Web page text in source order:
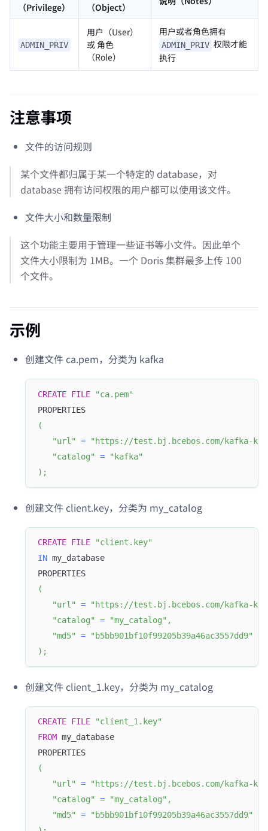
（Privilege）
（Object）
ADMIN_PRIV
用户（User）
或 角色
（Role）
用户或者角色拥有
ADMIN_PRIV 权限才能
执行
注意事项
文件的访问规则
某个文件都归属于某一个特定的 database，对
database 拥有访问权限的用户都可以使用该文件。
文件大小和数量限制
这个功能主要用于管理一些证书等小文件。因此单个
文件大小限制为 1MB。一个 Doris 集群最多上传 100
个文件。
示例
创建文件 ca.pem，分类为 kafka
CREATE FILE
"ca.pem"
PROPERTIES
(
"url"
=
"https://test.bj.bcebos.com/kafka-
"catalog"
=
"kafka"
) ;
创建文件 client.key，分类为 my_catalog
CREATE FILE
"client.key"
IN my_database
PROPERTIES
(
"url"
=
"https://test.bj.bcebos.com/kafka-
"catalog"
= "my_catalog" ,
"md5"
=
"b5bb901bf10f99205b39a46ac3557dd9"
) ;
创建文件 client_1.key，分类为 my_catalog
CREATE FILE
"client_1.key"
FROM my_database
PROPERTIES
(
"url"
=
"https://test.bj.bcebos.com/kafka-
"catalog"
= "my_catalog" ,
"md5"
=
"b5bb901bf10f99205b39a46ac3557dd9"